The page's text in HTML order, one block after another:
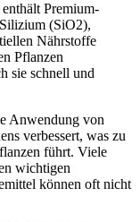
Premium-
(SiO2),
Nährstoffe
Pflanzen
sie schnell und
Anwendung von
verbessert, was zu
führt. Viele
wichtigen
können oft nicht